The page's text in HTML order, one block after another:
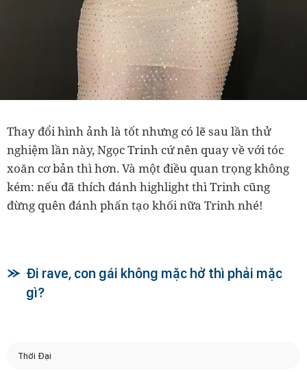
Thay đổi hình ảnh là tốt nhưng có lẽ sau lần thử
nghiệm lần này, Ngọc Trinh cứ nên quay về với tóc
xoăn cơ bản thì hơn. Và một điều quan trọng không
kém: nếu đã thích đánh highlight thì Trinh cũng
đừng quên đánh phấn tạo khối nữa Trinh nhé!
Đi rave, con gái không mặc hở thì phải mặc
gì?
Thời Đại